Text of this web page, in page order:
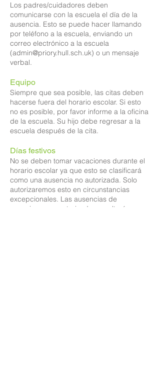
Los padres/cuidadores deben
comunicarse con la escuela el día de la
ausencia. Esto se puede hacer llamando
por teléfono a la escuela, enviando un
correo electrónico a la escuela
(admin@priory.hull.sch.uk) o un mensaje
verbal.
Equipo
Siempre que sea posible, las citas deben
hacerse fuera del horario escolar. Si esto
no es posible, por favor informe a la oficina
de la escuela. Su hijo debe regresar a la
escuela después de la cita.
Días festivos
No se deben tomar vacaciones durante el
horario escolar ya que esto se clasificará
como una ausencia no autorizada. Solo
autorizaremos esto en circunstancias
excepcionales. Las ausencias de
vacaciones no autorizadas resultarán en un